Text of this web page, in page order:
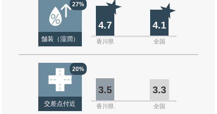
27%
舗装（湿潤）
4.7 4.1
香川県 全国
20%
交差点付近
3.5 3.3
香川県 全国